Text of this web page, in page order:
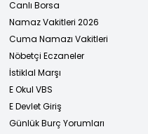
Canlı Borsa
Namaz Vakitleri 2026
Cuma Namazı Vakitleri
Nöbetçi Eczaneler
İstiklal Marşı
E Okul VBS
E Devlet Giriş
Günlük Burç Yorumları